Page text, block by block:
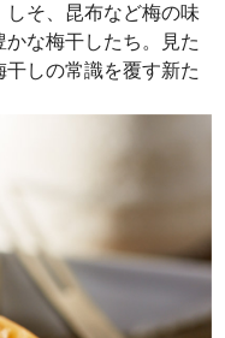
しそ、昆布など梅の味
な梅干したち。見た
しの常識を覆す新た